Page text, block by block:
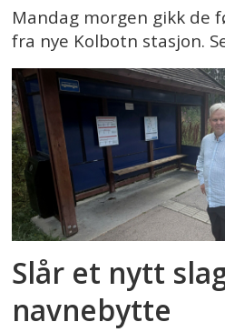
Mandag morgen gikk de
fra nye Kolbotn stasjon.
Slår et nytt
navnebytte